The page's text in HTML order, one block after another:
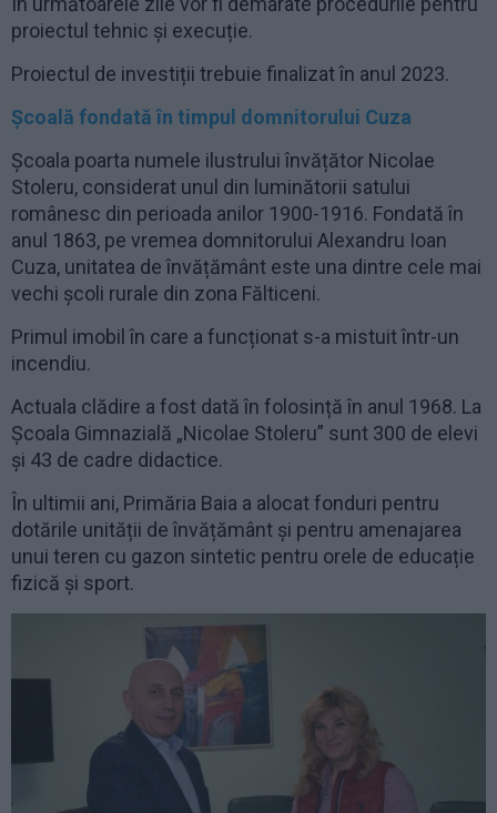
proiectul tehnic și execuție.
Proiectul de investiții trebuie finalizat în anul 2023.
Școală fondată în timpul domnitorului Cuza
Școala poarta numele ilustrului învățător Nicolae
Stoleru, considerat unul din luminătorii satului
românesc din perioada anilor 1900-1916. Fondată în
anul 1863, pe vremea domnitorului Alexandru Ioan
Cuza, unitatea de învățământ este una dintre cele mai
vechi școli rurale din zona Fălticeni.
Primul imobil în care a funcționat s-a mistuit într-un
incendiu.
Actuala clădire a fost dată în folosință în anul 1968. La
Școala Gimnazială „Nicolae Stoleru” sunt 300 de elevi
și 43 de cadre didactice.
În ultimii ani, Primăria Baia a alocat fonduri pentru
dotările unității de învățământ și pentru amenajarea
unui teren cu gazon sintetic pentru orele de educație
fizică și sport.